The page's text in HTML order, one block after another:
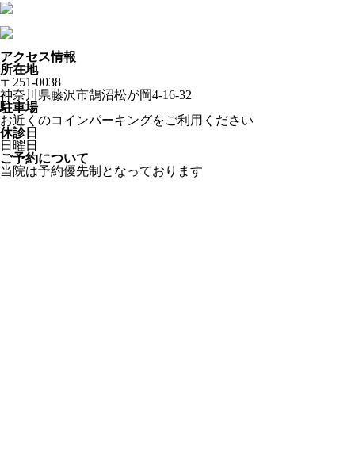
アクセス情報
所在地
〒251-0038
神奈川県藤沢市鵠沼松が岡4-16-32
駐車場
お近くのコインパーキングをご利用ください
休診日
日曜日
ご予約について
当院は予約優先制となっております